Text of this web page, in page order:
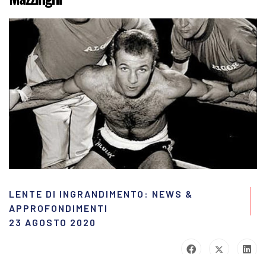
LENTE DI INGRANDIMENTO: NEWS &
APPROFONDIMENTI
23 AGOSTO 2020